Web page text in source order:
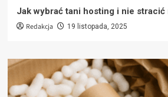
Jak wybrać tani hosting i nie stracić
Redakcja 19 listopada, 2025